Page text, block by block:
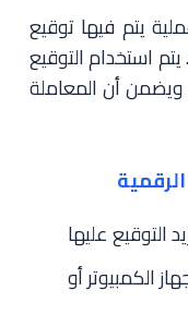
يتم فيها توقيع
استخدام التوقيع
أن المعاملة
التوقيع عليها
الكمبيوتر أو